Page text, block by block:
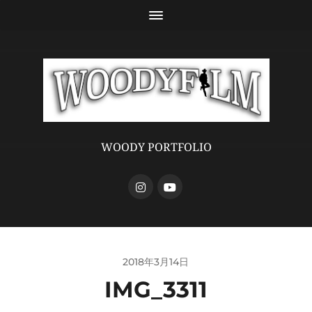
WOODY PORTFOLIO
2018年3月14日
IMG_3311